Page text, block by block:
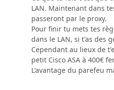
LAN. Maintenant dans
passeront par le proxy.
Pour finir tu mets tes
dans le LAN, si t'as des
Cependant au lieux de
petit Cisco ASA à 400€
L'avantage du parefeu